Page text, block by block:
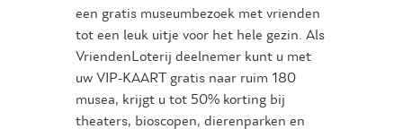
een gratis museumbezoek met vrienden
tot een leuk uitje voor het hele gezin. Als
VriendenLoterij deelnemer kunt u met
uw VIP-KAART gratis naar ruim 180
musea, krijgt u tot 50% korting bij
theaters, bioscopen, dierenparken en